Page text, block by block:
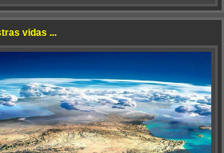
vidas ...